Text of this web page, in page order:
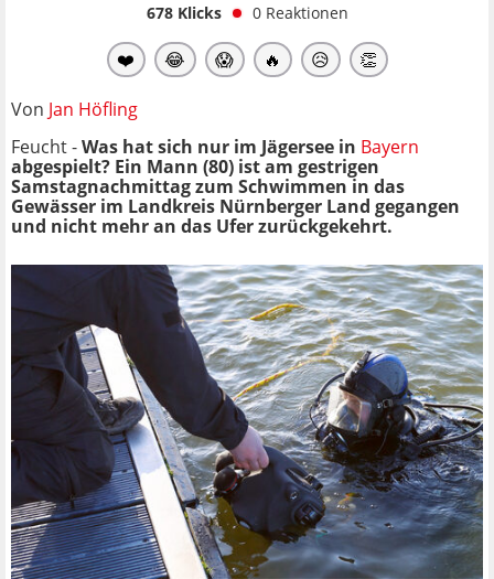
678Klicks 0 Reaktionen
❤️ 😂 😱 🔥 😥 👏
Von Jan Höfling
Feucht -Was hat sich nur im Jägersee in Bayern
abgespielt? Ein Mann (80) ist am gestrigen
Samstagnachmittag zum Schwimmen in das
Gewässer im Landkreis Nürnberger Land gegangen
und nicht mehr an das Ufer zurückgekehrt.